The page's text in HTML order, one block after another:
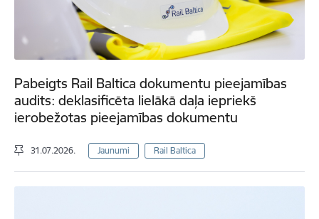
Pabeigts Rail Baltica dokumentu pieejamības
audits: deklasificēta lielākā daļa iepriekš
ierobežotas pieejamības dokumentu
31.07.2026. Jaunumi Rail Baltica